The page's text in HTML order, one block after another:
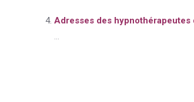
Adresses des hypnothérapeutes
...